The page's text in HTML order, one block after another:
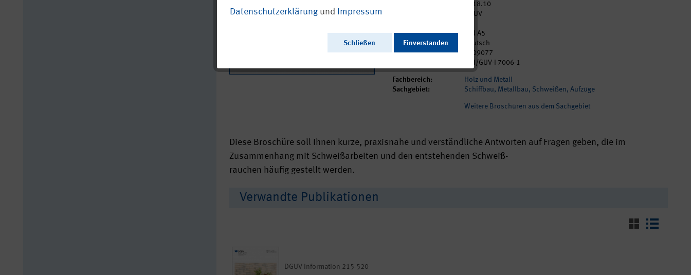
2018.10
DGUV
Format:
DIN A5
Sprache:
Deutsch
Webcode:
p209077
BGI/GUV-I 7006-1
Fachbereich:
Holz und Metall
Sachgebiet:
Schiffbau, Metallbau, Schweißen, Aufzüge
Weitere Broschüren aus dem Sachgebiet
Diese Broschüre soll Ihnen kurze, praxisnahe und verständliche Antworten auf Fragen geben, die im
Zusammenhang mit Schweißarbeiten und den entstehenden Schweiß-
rauchen häufig gestellt werden.
Verwandte Publikationen
DGUV Information 215-520
Datenschutzerklärung und Impressum
Schließen Einverstanden